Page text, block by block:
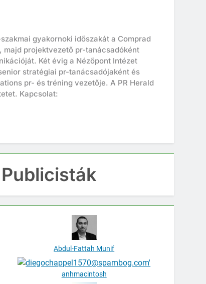
gyakornoki időszakát a Comprad
majd projektvezető pr-tanácsadóként
Két évig a Nézőpont Intézet
stratégiai pr-tanácsadójaként és
pr- és tréning vezetője. A PR Herald
Kapcsolat:
Publicisták
Abdul-Fattah Munif
anhmacintosh